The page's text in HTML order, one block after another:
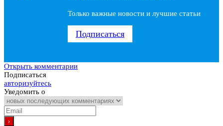
Только важные новости и лучшие статьи
Подписаться
Открыть комментарии
Подписаться
авторизуйтесь
Уведомить о